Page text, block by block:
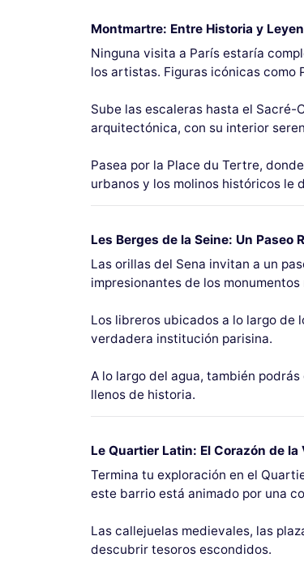
Montmartre: Entre Historia y
Ninguna visita a París estaría
los artistas. Figuras icónicas como
Sube las escaleras hasta el
arquitectónica, con su interior
Pasea por la Place du Tertre,
urbanos y los molinos históricos le
Les Berges de la Seine: Un Paseo
Las orillas del Sena invitan a un
impresionantes de los
Los libreros ubicados a lo largo de
verdadera institución parisina.
A lo largo del agua, también
llenos de historia.
Le Quartier Latin: El Corazón de
Termina tu exploración en el
este barrio está animado por una
Las callejuelas medievales, las
descubrir tesoros escondidos.